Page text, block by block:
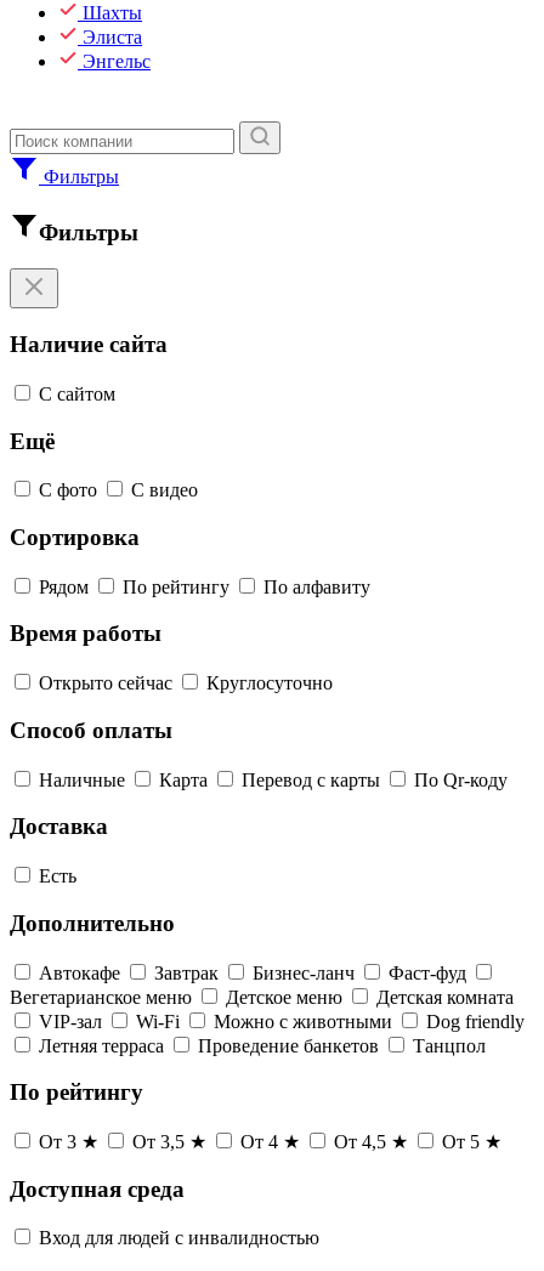
Шахты
Элиста
Энгельс
Фильтры
Фильтры
Наличие сайта
С сайтом
Ещё
С фото С видео
Сортировка
Рядом По рейтингу По алфавиту
Время работы
Открыто сейчас Круглосуточно
Способ оплаты
Наличные Карта Перевод с карты По Qr-коду
Доставка
Есть
Дополнительно
Автокафе Завтрак Бизнес-ланч
Фаст-фуд
Вегетарианское меню
Детское меню
Детская комната
VIP-зал
Wi-Fi Можно с животными
Dog friendly
Летняя терраса
Проведение банкетов Танцпол
По рейтингу
От 3 ★ От 3,5 ★ От 4 ★ От 4,5 ★ От 5 ★
Доступная среда
Вход для людей с инвалидностью